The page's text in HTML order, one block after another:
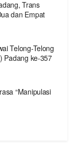
Trans
dan Empat
Telong-Telong
Padang ke-357
“Manipulasi